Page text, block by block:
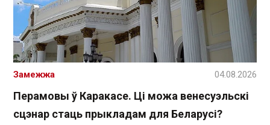
Перамовы ў Каракасе. Ці можа венесуэльскі
сцэнар стаць прыкладам для Беларусі?
Замежжа 04.08.2026